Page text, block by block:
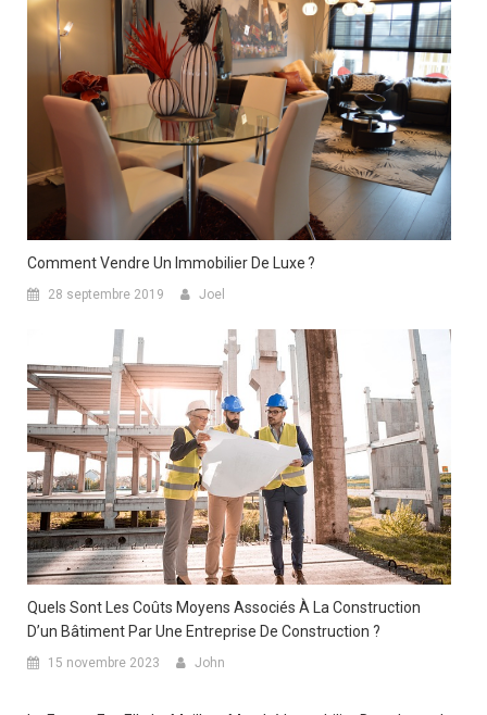
Comment Vendre Un Immobilier De Luxe ?
28 septembre 2019 Joel
Quels Sont Les Coûts Moyens Associés À La Construction
D’un Bâtiment Par Une Entreprise De Construction ?
15 novembre 2023 John